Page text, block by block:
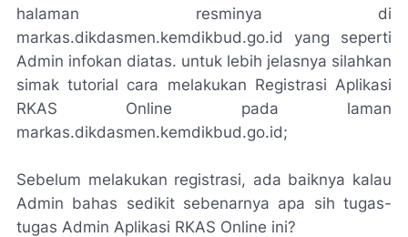
halaman resminya di
markas.dikdasmen.kemdikbud.go.id yang seperti
Admin infokan diatas. untuk lebih jelasnya silahkan
simak tutorial cara melakukan Registrasi Aplikasi
RKAS Online pada laman
markas.dikdasmen.kemdikbud.go.id;
Sebelum melakukan registrasi, ada baiknya kalau
Admin bahas sedikit sebenarnya apa sih tugas-
tugas Admin Aplikasi RKAS Online ini?